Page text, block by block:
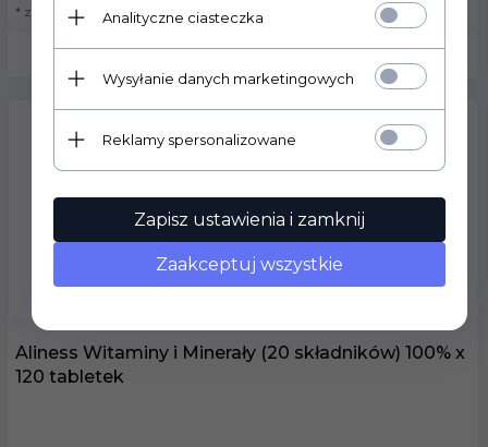
* z podatkiem VAT
Aliness Witaminy i Minerały (20 składników) 100% x
120 tabletek
Analityczne ciasteczka
Wysyłanie danych marketingowych
Reklamy spersonalizowane
Zapisz ustawienia i zamknij
Zaakceptuj wszystkie